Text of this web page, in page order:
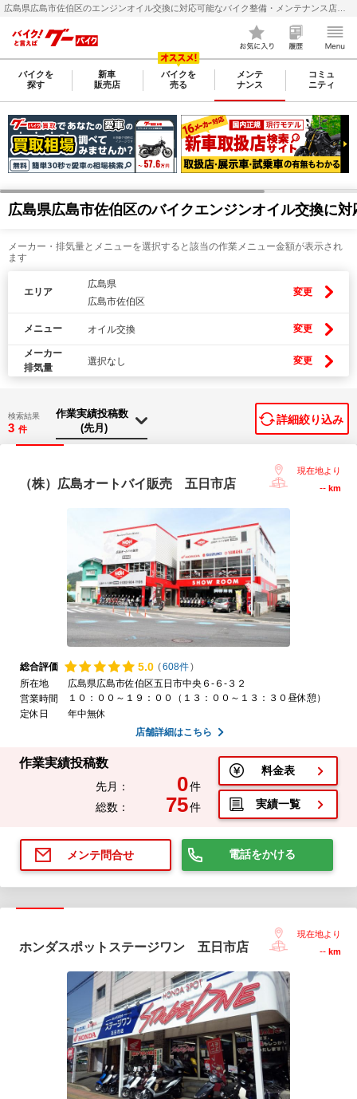
バイクを
探す
新車
販売店
バイクを
売る
メンテ
ナンス
コミュ
ニティ
広島県広島市佐伯区のバイクエンジンオイル交換に
メーカー・排気量とメニューを選択すると該当の作業メニュー金額が表示され
ます
エリア
広島県
広島市佐伯区
変更
メニュー オイル交換 変更
メーカー
排気量
選択なし 変更
検索結果
3 件
詳細絞り込み
（株）広島オートバイ販売 五日市店
現在地より
-- km
総合評価 5.0 (608件)
所在地
広島県広島市佐伯区五日市中央６-６-３２
営業時間
１０：００～１９：００（１３：００～１３：３０昼休憩）
定休日
年中無休
店舗詳細はこちら
作業実績投稿数
先月： 0件
総数：
75件
料金表
実績一覧
メンテ問合せ 電話をかける
ホンダスポットステージワン 五日市店
現在地より
-- km